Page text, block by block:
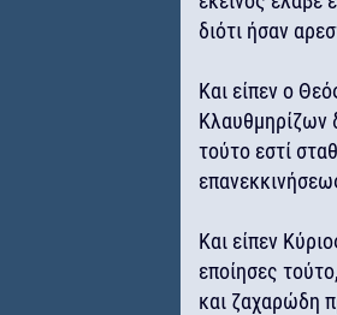
διότι ήσαν
Και είπεν ο
Κλαυθμηρίζων
τούτο εστί
Και είπεν
εποίησες
και ζαχαρώδη